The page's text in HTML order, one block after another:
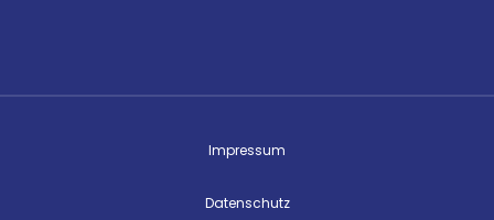
Impressum
Datenschutz